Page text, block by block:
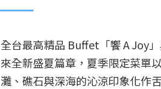
全台最高精品 Buffet「饗 A Joy
來全新盛夏篇章，夏季限定菜單
灘、礁石與深海的沁涼印象化作